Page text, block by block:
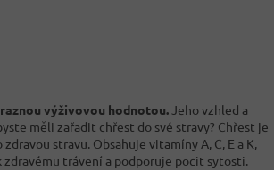
výživovou hodnotou.Jeho vzhled a
měli zařadit chřest do své stravy? Chřest je
stravu. Obsahuje vitamíny A, C, E a K,
zdravému trávení a podporuje pocit sytosti.